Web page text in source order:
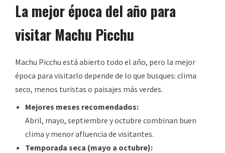
La mejor época del año para
visitar Machu Picchu
Machu Picchu está abierto todo el año, pero la mejor
época para visitarlo depende de lo que busques: clima
seco, menos turistas o paisajes más verdes.
Mejores meses recomendados:
Abril, mayo, septiembre y octubre combinan buen
clima y menor afluencia de visitantes.
Temporada seca (mayo a octubre):